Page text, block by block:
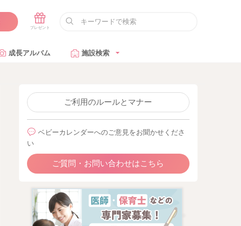
成長アルバム 施設検索
ご利用のルールとマナー
ベビーカレンダーへのご意見をお聞かせくださ
い
ご質問・お問い合わせはこちら